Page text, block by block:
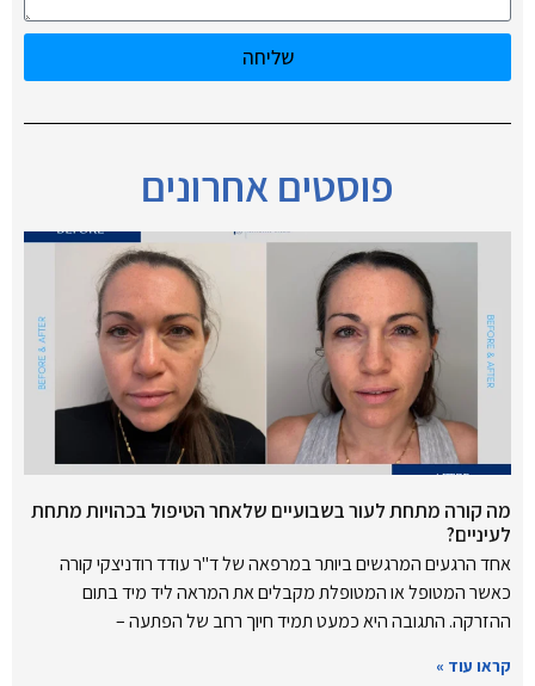
שליחה
פוסטים אחרונים
מה קורה מתחת לעור בשבועיים שלאחר הטיפול בכהויות מתחת
לעיניים?
אחד הרגעים המרגשים ביותר במרפאה של ד"ר עודד רודניצקי קורה
כאשר המטופל או המטופלת מקבלים את המראה ליד מיד בתום
ההזרקה. התגובה היא כמעט תמיד חיוך רחב של הפתעה –
קראו עוד »